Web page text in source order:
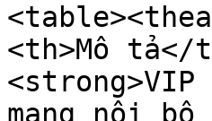
<th>Mô tả</
mạng nội